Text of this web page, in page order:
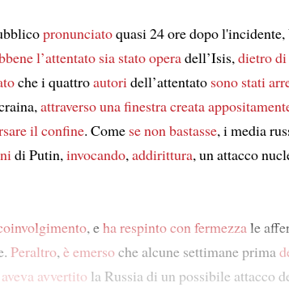
pronunciatoquasi 24 ore dopo
l’attentato sia stato operadell’Isis,dietro di
che i quattroautoridell’attentato sono stati
attraverso una finestracreata
il confine. Come se non bastasse, i media
di Putin,invocando,addirittura, un attacco
, eha respinto con fermezzale
Peraltro,è emersoche alcune settimane prima
aveva avvertito la Russia di un possibile attacco